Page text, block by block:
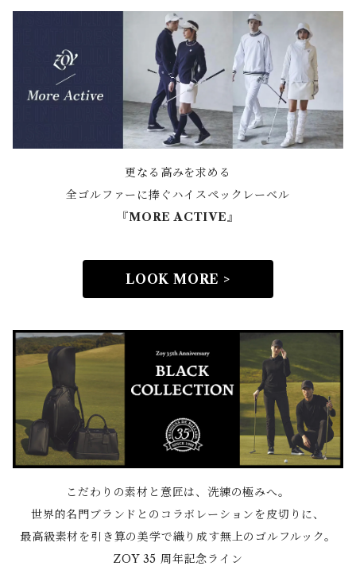
更なる高みを求める
全ゴルファーに捧ぐハイスペックレーベル
『MORE ACTIVE』
LOOK MORE >
こだわりの素材と意匠は、洗練の極みへ。
世界的名門ブランドとのコラボレーションを皮切りに、
最高級素材を引き算の美学で織り成す無上のゴルフルック。
ZOY 35 周年記念ライン